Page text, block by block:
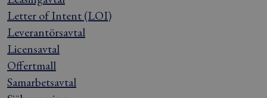
Letter of Intent (LOI)
Leverantörsavtal
Licensavtal
Offertmall
Samarbetsavtal